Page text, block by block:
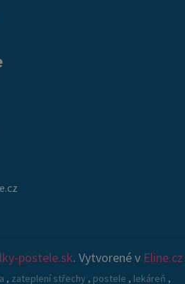
postele.sk. Vytvorené v Eline.cz
, zateplení střechy , postele , lekáreň ,